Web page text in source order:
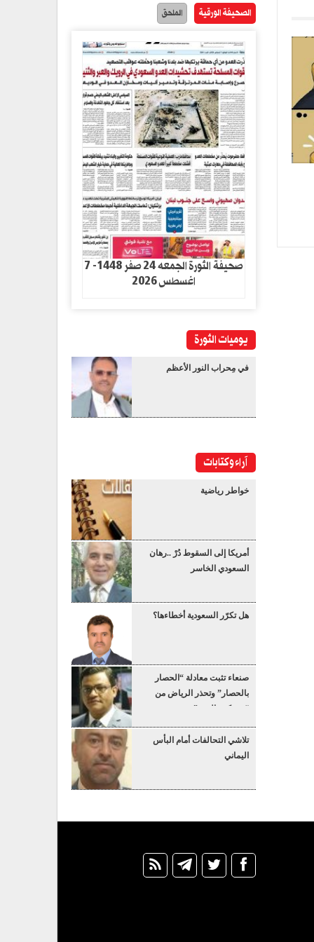
الصحيفة الورقية الملحق
صحيفة الثورة الجمعه 24 صفر 1448- 7
اغسطس 2026
يوميات الثورة
في مِحراب النور الأعظم
آراء وكتابات
خواطر رياضية
أمريكا إلى السقوط دُرْ ..رهان
السعودي الخاسر
هل تكرّر السعودية أخطاءها؟
صنعاء تثبت معادلة “الحصار
بالحصار” وتحذر الرياض من
“عسكرة البحر”
تلاشي التحالفات أمام البأس
اليماني